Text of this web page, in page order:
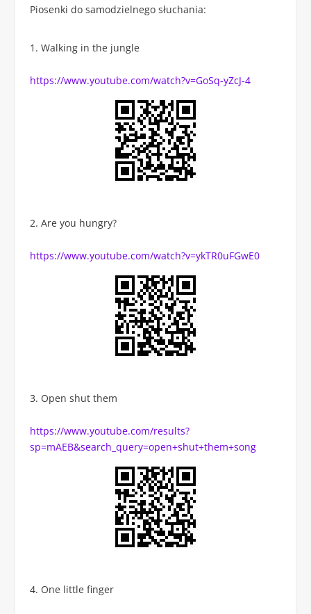
Piosenki do samodzielnego słuchania:
Walking in the jungle
https://www.youtube.com/watch?v=GoSq-yZcJ-4
Are you hungry?
https://www.youtube.com/watch?v=ykTR0uFGwE0
Open shut them
https://www.youtube.com/results?
sp=mAEB&search_query=open+shut+them+song
One little finger